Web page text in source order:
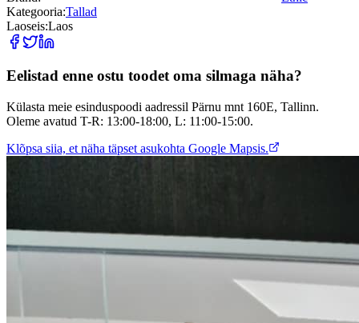
Kategooria:Tallad
Laoseis:Laos
Eelistad enne ostu toodet oma silmaga näha?
Külasta meie esinduspoodi aadressil Pärnu mnt 160E, Tallinn.
Oleme avatud T-R: 13:00-18:00, L: 11:00-15:00.
Klõpsa siia, et näha täpset asukohta Google Mapsis.